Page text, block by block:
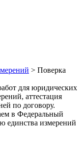
> Поверка
для юридических
аттестация
по договору.
в Федеральный
единства измерений